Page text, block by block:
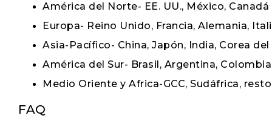
América del Norte- EE. UU., México, Canadá
Europa- Reino Unido, Francia, Alemania,
Asia-Pacífico- China, Japón, India, Corea
América del Sur- Brasil, Argentina,
Medio Oriente y Africa-GCC, Sudáfrica,
FAQ